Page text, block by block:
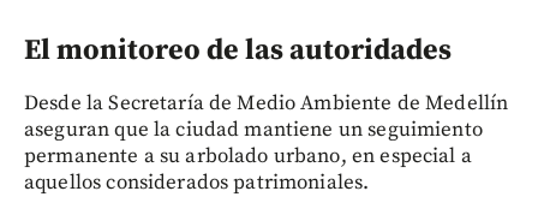
El monitoreo de las autoridades
Desde la Secretaría de Medio Ambiente de Medellín
aseguran que la ciudad mantiene un seguimiento
permanente a su arbolado urbano, en especial a
aquellos considerados patrimoniales.